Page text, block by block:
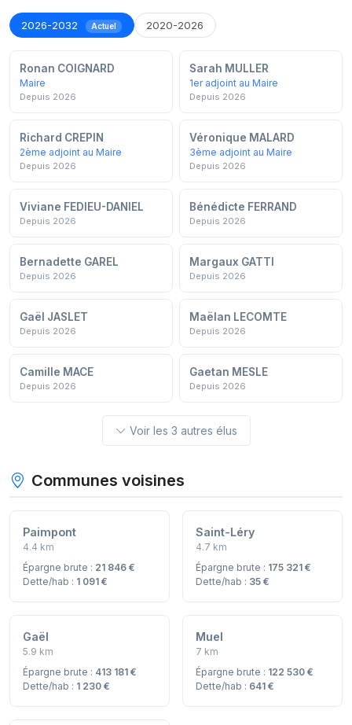
2026-2032 Actuel 2020-2026
Ronan COIGNARD
Maire
Depuis 2026
Sarah MULLER
1er adjoint au Maire
Depuis 2026
Richard CREPIN
2ème adjoint au Maire
Depuis 2026
Véronique MALARD
3ème adjoint au Maire
Depuis 2026
Viviane FEDIEU-DANIEL
Depuis 2026
Bénédicte FERRAND
Depuis 2026
Bernadette GAREL
Depuis 2026
Margaux GATTI
Depuis 2026
Gaël JASLET
Depuis 2026
Maëlan LECOMTE
Depuis 2026
Camille MACE
Depuis 2026
Gaetan MESLE
Depuis 2026
Voir les 3 autres élus
Communes voisines
Paimpont
4.4 km
Épargne brute : 21 846 €
Dette/hab : 1 091 €
Saint-Léry
4.7 km
Épargne brute : 175 321 €
Dette/hab : 35 €
Gaël
5.9 km
Épargne brute : 413 181 €
Dette/hab : 1 230 €
Muel
7 km
Épargne brute : 122 530 €
Dette/hab : 641 €